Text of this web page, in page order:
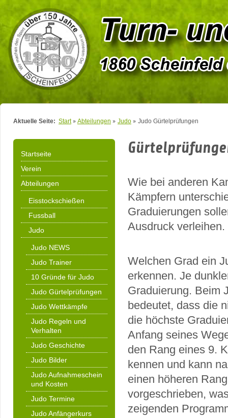
Aktuelle Seite: Start Abteilungen Judo Judo Gürtelprüfungen
Startseite
Verein
Abteilungen
Eisstockschießen
Fussball
Judo
Judo NEWS
Judo Trainer
10 Gründe für Judo
Judo Gürtelprüfungen
Judo Wettkämpfe
Judo Regeln und
Verhalten
Judo Geschichte
Judo Bilder
Judo Aufnahmeschein
und Kosten
Judo Termine
Judo Anfängerkurs
Wie bei anderen
Kämpfern
Graduierungen
Ausdruck verleihen.
Welchen Grad ein
erkennen. Je
Graduierung. Beim
bedeutet, dass die
die höchste
Anfang seines
den Rang eines 9.
kennen und kann
einen höheren
vorgeschrieben,
zeigenden